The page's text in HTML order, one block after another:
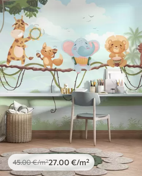
45.00€/m²27 .00 €/m²